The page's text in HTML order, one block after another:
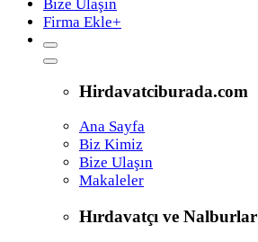
Bize Ulaşın
Firma Ekle+
Hirdavatciburada.com
Ana Sayfa
Biz Kimiz
Bize Ulaşın
Makaleler
Hırdavatçı ve Nalburlar